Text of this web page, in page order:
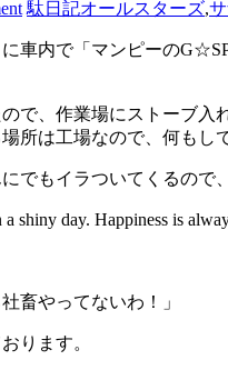
駄日記オールスターズ,
車内で「マンピーの
で、作業場にストーブ入
所は工場なので、何もし
でもイラついてくるの
a shiny day. Happiness is
畜やってないわ！」
ります。